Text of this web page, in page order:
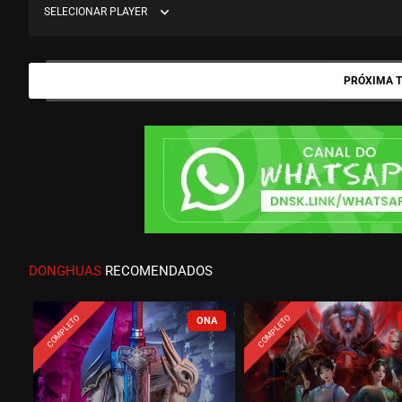
SELECIONAR PLAYER expand_more
PRÓXIMA
DONGHUAS RECOMENDADOS
COMPLETO COMPLETO